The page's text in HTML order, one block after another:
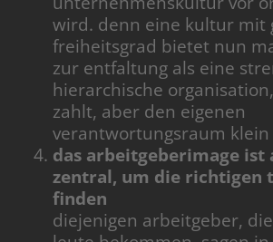
wird. denn eine kultur mit
freiheitsgrad bietet nun
zur entfaltung als eine
hierarchische
zahlt, aber den eigenen
verantwortungsraum
das arbeitgeberimage ist
zentral, um die richtigen
finden
diejenigen arbeitgeber,